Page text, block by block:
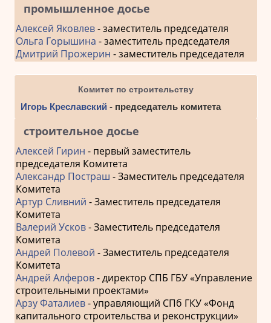
промышленное досье
Алексей Яковлев- заместитель председателя
Ольга Горышина - заместитель председателя
Дмитрий Прожерин - заместитель председателя
Комитет по строительству
Игорь Креславский - председатель комитета
строительное досье
Алексей Гирин - первый заместитель
председателя Комитета
Александр Постраш - Заместитель председателя
Комитета
Артур Сливний - Заместитель председателя
Комитета
Валерий Усков- Заместитель председателя
Комитета
Андрей Полевой - Заместитель председателя
Комитета
Андрей Алферов- директор СПБ ГБУ «Управление
строительными проектами»
Арзу Фаталиев- управляющий СПб ГКУ «Фонд
капитального строительства и реконструкции»